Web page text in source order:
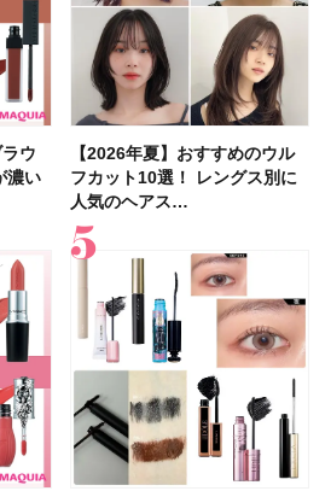
ウ
濃い
【2026年夏】おすすめのウル
フカット10選！ レングス別に
人気のヘアス…
の
ス
【上田竜也さんのマイベストコ
スメ５選】大人になって開眼し
たからこそ愛が深…
ウ
濃い
【2026年新作】大人の「ピン
クリップ」おすすめ8選！ 唇の
色別にプロが…
止
の夏
【クリスマスコフレ2026】
HACCIのホリデーギフトが豪華
すぎると話題…
12
す
【美容系・伊能忠敬界隈】上西
星来さんは5年間1日1万歩を継
続！ 歩くとき…
ル
別に
【2026年夏】おすすめの髪型
36選！ショート・ボブ・ミディ
アム・ロング…
選】
ケア
【橋本環奈さんの美容Q&A】
顔用コスメで全身ケア！「お尻
や脚も喜んでくれ…
！
ップ
【スック2026新作】秋コレク
ションを全品スウォッチ&イエ
ベブルベ分け！